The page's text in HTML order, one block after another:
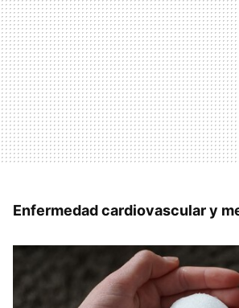
Enfermedad cardiovascular y